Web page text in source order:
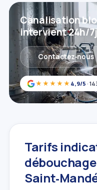
★★★★★ 4,9/5 ·
Canalisation
intervient 24h/
Contactez‑nous
Tarifs